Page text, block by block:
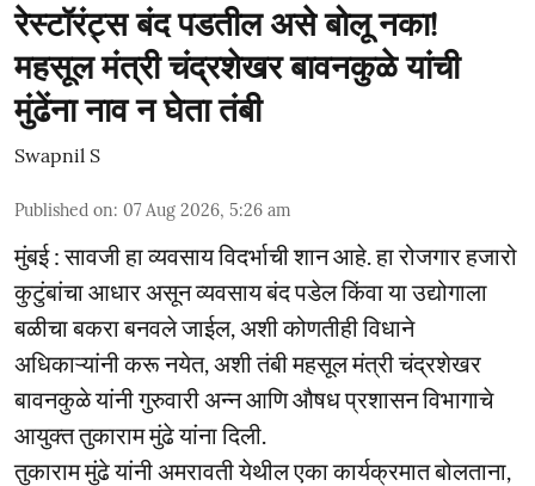
रेस्टॉरंट्स बंद पडतील असे बोलू नका!
महसूल मंत्री चंद्रशेखर बावनकुळे यांची
मुंढेंना नाव न घेता तंबी
Swapnil S
Published on: 07 Aug 2026, 5:26 am
मुंबई : सावजी हा व्यवसाय विदर्भाची शान आहे. हा रोजगार हजारो
कुटुंबांचा आधार असून व्यवसाय बंद पडेल किंवा या उद्योगाला
बळीचा बकरा बनवले जाईल, अशी कोणतीही विधाने
अधिकाऱ्यांनी करू नयेत, अशी तंबी महसूल मंत्री चंद्रशेखर
बावनकुळे यांनी गुरुवारी अन्न आणि औषध प्रशासन विभागाचे
आयुक्त तुकाराम मुंढे यांना दिली.
तुकाराम मुंढे यांनी अमरावती येथील एका कार्यक्रमात बोलताना,